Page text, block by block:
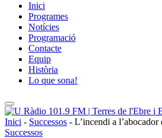
Inici
Programes
Notícies
Programació
Contacte
Equip
Història
Lo que sona!
Inici - Successos - L’incendi a
Successos